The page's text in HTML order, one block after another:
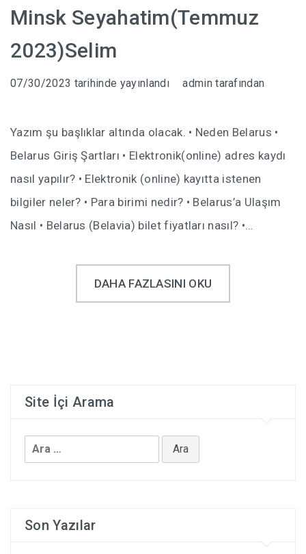
İPUÇLARI
UÇAK BILETI HILESI
UKRAYNA’DA EV KIRALAMAK
UKRAYNA ONLINE TREN BILETI ALMA
GÜL DÜŞKÜNLÜĞÜ -101 GÜL
HOSTEL KÜLTÜRÜ-DIKKAT EDILMESI GEREKENLER
Minsk Seyahatim(Temmuz
2023)Selim
07/30/2023 tarihinde yayınlandı admin tarafından
Yazım şu başlıklar altında olacak. • Neden Belarus •
Belarus Giriş Şartları • Elektronik(online) adres kaydı
nasıl yapılır? • Elektronik (online) kayıtta istenen
bilgiler neler? • Para birimi nedir? • Belarus’a Ulaşım
Nasıl • Belarus (Belavia) bilet fiyatları nasıl? •…
DAHA FAZLASINI OKU
Site İçi Arama
Arama:
Son Yazılar